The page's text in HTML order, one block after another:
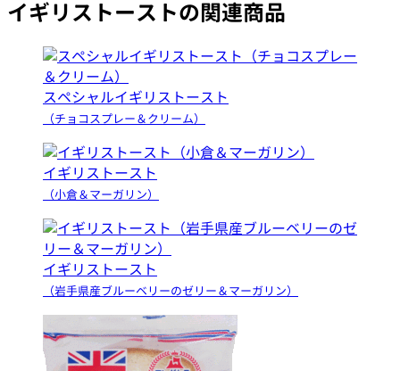
イギリストーストの関連商品
スペシャルイギリストースト
（チョコスプレー＆クリーム）
イギリストースト
（小倉＆マーガリン）
イギリストースト
（岩手県産ブルーベリーのゼリー＆マーガリン）